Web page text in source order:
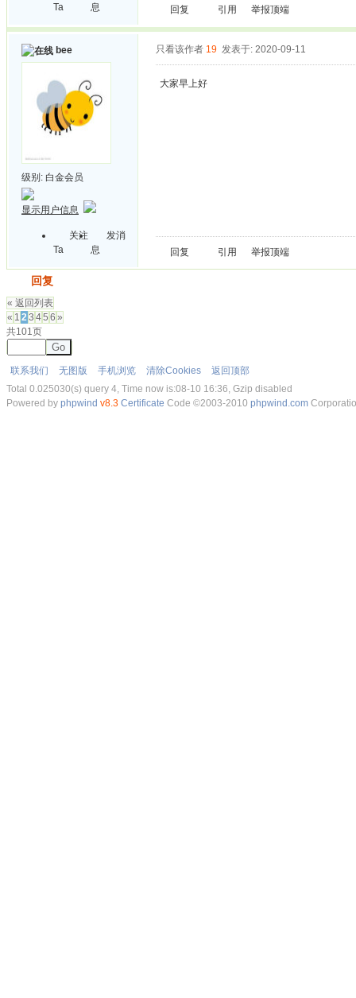
Ta
息
回复 引用 举报顶端
bee
级别: 白金会员
显示用户信息
关注
Ta
发消
息
只看该作者 19 发表于: 2020-09-11
大家早上好
回复 引用 举报顶端
回复
« 返回列表
« 1 23 45 6 »
共101页
Go
联系我们 无图版 手机浏览 清除Cookies
返回顶部
Total 0.025030(s) query 4, Time now is:08-10 16:36, Gzip disabled
Powered by phpwind v8.3 Certificate Code ©2003-2010 phpwind.com